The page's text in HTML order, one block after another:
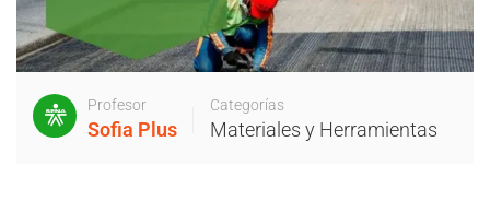
Profesor
Sofia Plus
Categorías
Materiales y Herramientas